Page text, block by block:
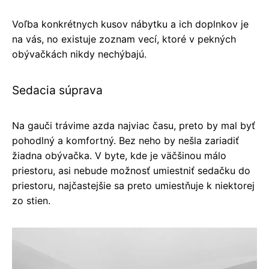
Voľba konkrétnych kusov nábytku a ich doplnkov je
na vás, no existuje zoznam vecí, ktoré v pekných
obývačkách nikdy nechýbajú.
Sedacia súprava
Na gauči trávime azda najviac času, preto by mal byť
pohodlný a komfortný. Bez neho by nešla zariadiť
žiadna obývačka. V byte, kde je väčšinou málo
priestoru, asi nebude možnosť umiestniť sedačku do
priestoru, najčastejšie sa preto umiestňuje k niektorej
zo stien.